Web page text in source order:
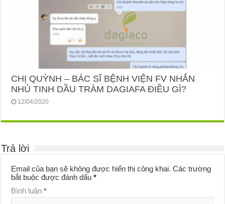
CHỊ QUỲNH – BÁC SĨ BỆNH VIỆN FV NHẮN
NHỦ TINH DẦU TRÀM DAGIAFA ĐIỀU GÌ?
12/04/2020
Trả lời
Email của bạn sẽ không được hiển thị công khai. Các trường
bắt buộc được đánh dấu*
Bình luận*